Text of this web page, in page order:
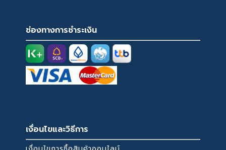
ช่องทางการชำระเงิน
เงื่อนไขและวิธีการ